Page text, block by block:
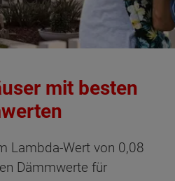
mit besten
Lambda-Wert von 0,08
Dämmwerte für